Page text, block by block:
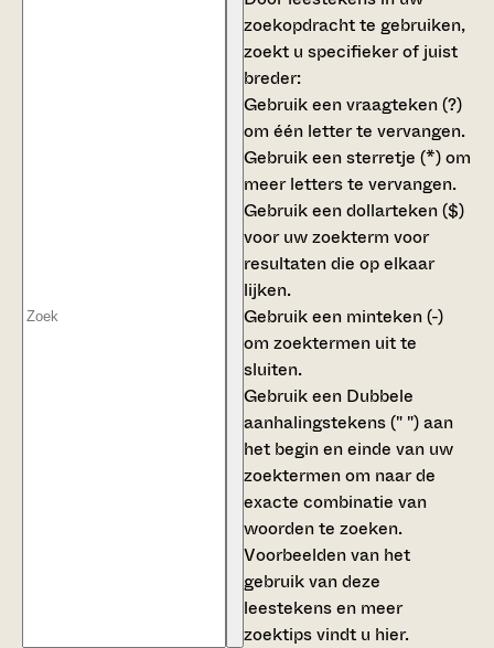
zoekopdracht te gebruiken,
zoekt u specifieker of juist
breder:
Gebruik eenvraagteken (?)
om één letter te vervangen.
Gebruik eensterretje (*)om
meer letters te vervangen.
Gebruik eendollarteken ($)
voor uw zoekterm voor
resultaten die op elkaar
lijken.
Gebruik een minteken (-)
om zoektermen uit te
sluiten.
Gebruik een Dubbele
aanhalingstekens (" ")aan
het begin en einde van uw
zoektermen om naar de
exacte combinatie van
woorden te zoeken.
Voorbeelden van het
gebruik van deze
leestekens en meer
zoektips vindt u hier.